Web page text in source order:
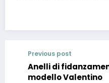
Previous post
Anelli di
modello Valentino